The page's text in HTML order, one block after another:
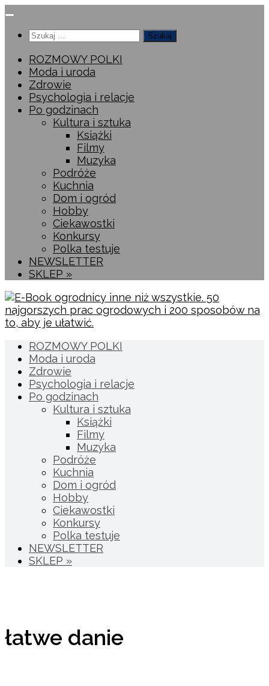
Przeskocz
treściSzukaj:
ROZMOWY POLKI
Moda i uroda
Zdrowie
Psychologia i relacje
Po godzinach
Kultura i sztuka
Książki
Filmy
Muzyka
Podróże
Kuchnia
Dom i ogród
Hobby
Ciekawostki
Konkursy
Polka testuje
NEWSLETTER
SKLEP »
ROZMOWY POLKI
Moda i uroda
Zdrowie
Psychologia i relacje
Po godzinach
Kultura i sztuka
Książki
Filmy
Muzyka
Podróże
Kuchnia
Dom i ogród
Hobby
Ciekawostki
Konkursy
Polka testuje
NEWSLETTER
SKLEP »
łatwe danie